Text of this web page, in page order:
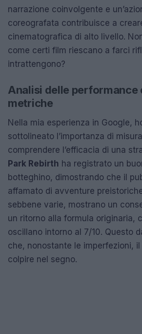
narrazione coinvolgente e
coreografata contribuisce a
cinematografica di alto livello.
come certi film riescano a farci
intrattengono?
Analisi delle performance
metriche
Nella mia esperienza in Google,
sottolineato l’importanza di
comprendere l’efficacia di una
Park Rebirth ha registrato un
botteghino, dimostrando che il
affamato di avventure
sebbene varie, mostrano un
un ritorno alla formula originaria,
oscillano intorno al 7/10. Questo
che, nonostante le imperfezioni,
colpire nel segno.